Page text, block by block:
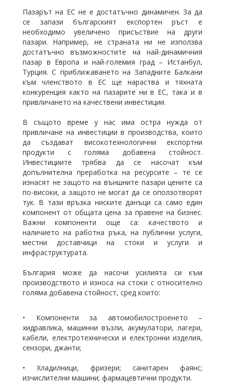
Пазарът на ЕС не е достатъчно динамичен. За да
се запази българският експортен ръст е
необходимо увеличено присъствие на други
пазари. Например, не страната ни не използва
достатъчно възможностите на най-динамичния
пазар в Европа и най-големия град – Истанбул,
Турция. С приближаването на Западните Балкани
към членството в ЕС ще нараства и тяхната
конкуренция както на пазарите ни в ЕС, така и в
привличането на качествени инвестиции.
В същото време у нас има остра нужда от
привличане на инвестиции в производства, които
да създават високотехнологични експортни
продукти с голяма добавена стойност.
Инвестициите трябва да се насочат към
допълнителна преработка на ресурсите – те се
изнасят не защото на външните пазари цените са
по-високи, а защото не могат да се оползотворят
тук. В тази връзка ниските данъци са само един
компонент от общата цена за правене на бизнес.
Важни компоненти още са: качеството и
наличието на работна ръка, на публични услуги,
местни доставчици на стоки и услуги и
инфраструктурата.
България може да насочи усилията си към
производството и износа на стоки с относително
голяма добавена стойност, сред които:
• Компоненти за автомобилостроенето –
хидравлика, машинни възли, акумулатори, лагери,
кабели, електротехнически и електронни изделия,
сензори, джанти;
• Хладилници, фризери; санитарен фаянс;
изчислителни машини; фармацевтични продукти.